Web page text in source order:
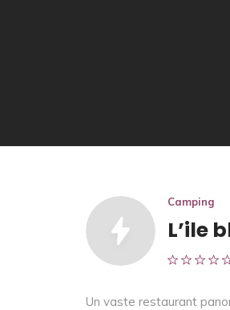
Camping
L’ile
Un vaste restaurant